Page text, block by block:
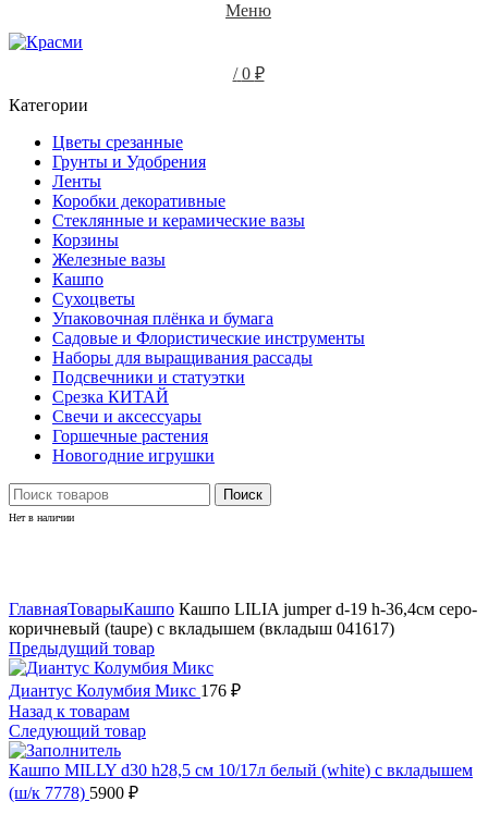
Меню
/ 0 ₽
Категории
Цветы срезанные
Грунты и Удобрения
Ленты
Коробки декоративные
Стеклянные и керамические вазы
Корзины
Железные вазы
Кашпо
Сухоцветы
Упаковочная плёнка и бумага
Садовые и Флористические инструменты
Наборы для выращивания рассады
Подсвечники и статуэтки
Срезка КИТАЙ
Свечи и аксессуары
Горшечные растения
Новогодние игрушки
Поиск
Нет в наличии
ГлавнаяТоварыКашпо Кашпо LILIA jumper d-19 h-36,4см серо-
коричневый (taupe) с вкладышем (вкладыш 041617)
Предыдущий товар
Диантус Колумбия Микс 176 ₽
Назад к товарам
Следующий товар
Кашпо MILLY d30 h28,5 см 10/17л белый (white) с вкладышем
(ш/к 7778) 5900 ₽